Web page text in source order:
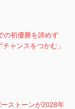
初優勝を諦めず
チャンスをつかむ」
ストーンが2028年